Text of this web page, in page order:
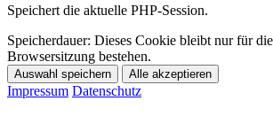
Speichert die aktuelle PHP-Session.
Speicherdauer: Dieses Cookie bleibt nur für
Browsersitzung bestehen.
Auswahl speichern Alle akzeptieren
Impressum Datenschutz